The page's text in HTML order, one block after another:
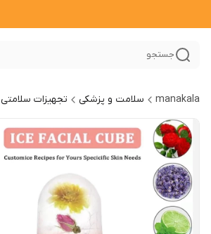
جستجو
manakala سلامت و پزشکی تجهیزات سلامتی